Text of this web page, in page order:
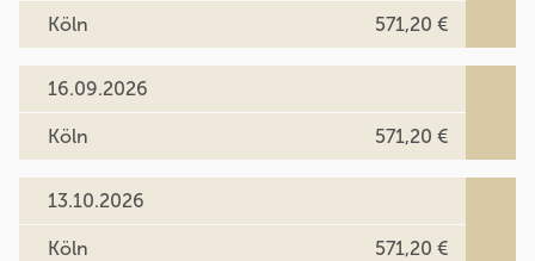
Köln 571,20 €
16.09.2026
Köln 571,20 €
13.10.2026
Köln 571,20 €